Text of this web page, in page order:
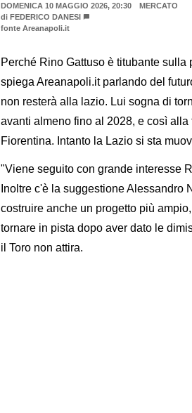
DOMENICA 10 MAGGIO 2026, 20:30
MERCATO
di FEDERICO DANESI
fonte Areanapoli.it
Perché Rino Gattuso è titubante
spiega Areanapoli.it parlando del
non resterà alla lazio. Lui sogna di
avanti almeno fino al 2028, e così
Fiorentina. Intanto la Lazio si sta
"Viene seguito con grande interesse
Inoltre c'è la suggestione Alessandro
costruire anche un progetto più
tornare in pista dopo aver dato le
il Toro non attira.